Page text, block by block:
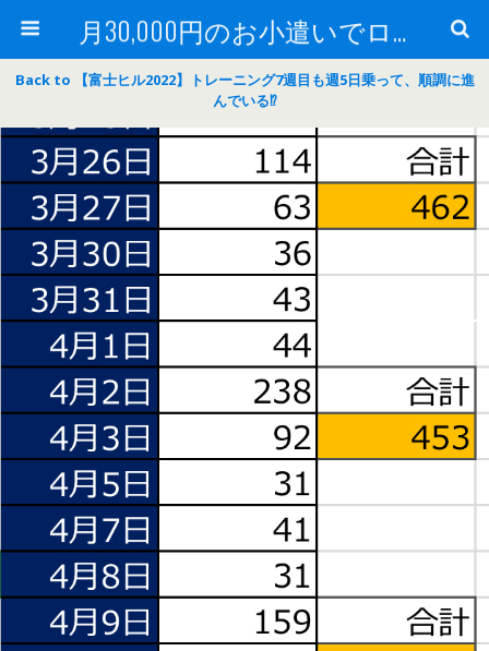
月30,000円のお小遣いでロードバイク
Back to 【富士ヒル2022】トレーニング7週目も週5日乗って、順調に進
んでいる⁉